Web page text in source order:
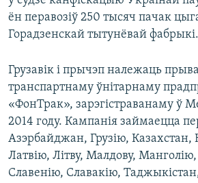
ён перавозіў 250 тысяч пачак
Горадзенскай тытунёвай фабрыкі.
Грузавік і прычэп належаць
транспартнаму ўнітарнаму
«ФонТрак», зарэгістраванаму ў
2014 году. Кампанія займаецца
Азэрбайджан, Грузію, Казахстан,
Латвію, Літву, Малдову,
Славенію, Славакію,